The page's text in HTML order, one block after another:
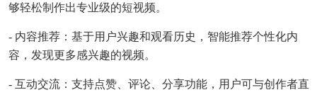
够轻松制作出专业级的短视频。
- 内容推荐：基于用户兴趣和观看历史，智能推荐个性化内
容，发现更多感兴趣的视频。
- 互动交流：支持点赞、评论、分享功能，用户可与创作者直